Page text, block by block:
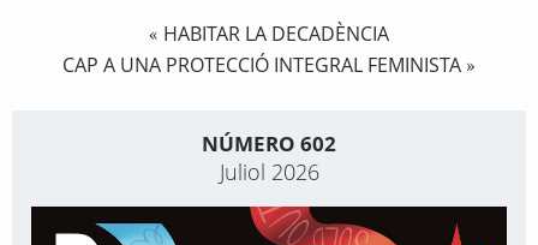
« HABITAR LA DECADÈNCIA
CAP A UNA PROTECCIÓ INTEGRAL FEMINISTA »
NÚMERO 602
Juliol 2026